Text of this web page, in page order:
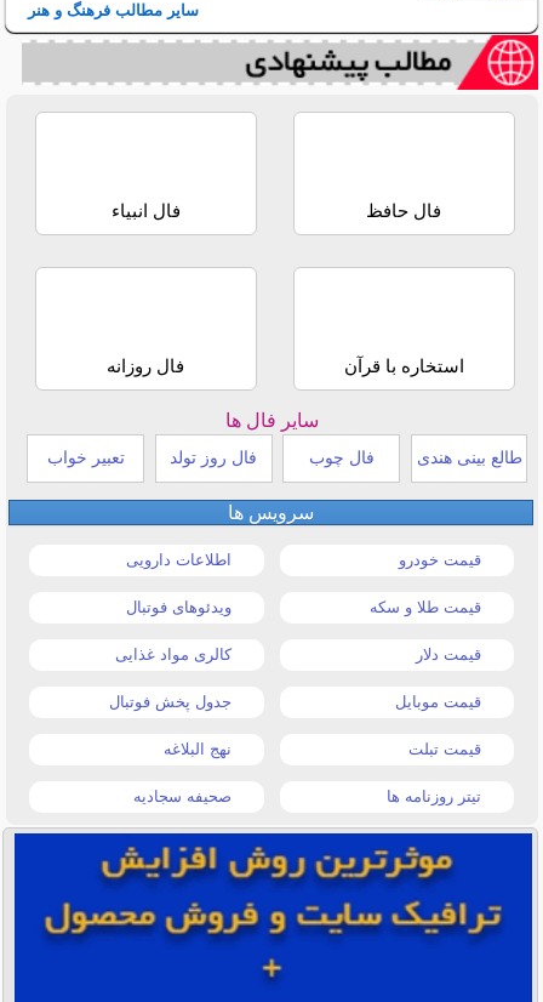
سایر مطالب فرهنگ و هنر
فال حافظ فال انبیاء
استخاره با قرآن فال روزانه
سایر فال ها
طالع بینی هندی فال چوب فال روز تولد تعبیر خواب
سرویس ها
قیمت خودرو اطلاعات دارویی
قیمت طلا و سکه ویدئوهای فوتبال
قیمت دلار کالری مواد غذایی
قیمت موبایل جدول پخش فوتبال
قیمت تبلت نهج البلاغه
تیتر روزنامه ها صحیفه سجادیه